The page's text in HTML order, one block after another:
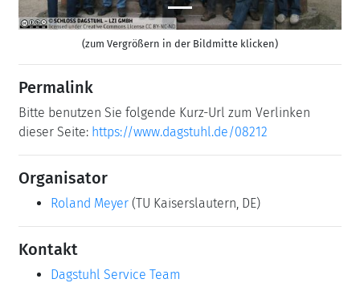
(zum Vergrößern in der Bildmitte klicken)
Permalink
Bitte benutzen Sie folgende Kurz-Url zum Verlinken
dieser Seite: https://www.dagstuhl.de/08212
Organisator
Roland Meyer (TU Kaiserslautern, DE)
Kontakt
Dagstuhl Service Team